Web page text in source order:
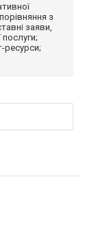
з
заяви,
послуги;
ресурси;